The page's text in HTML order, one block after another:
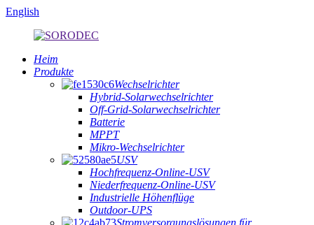
English
Heim
Produkte
Wechselrichter
Hybrid-Solarwechselrichter
Off-Grid-Solarwechselrichter
Batterie
MPPT
Mikro-Wechselrichter
USV
Hochfrequenz-Online-USV
Niederfrequenz-Online-USV
Industrielle Höhenflüge
Outdoor-UPS
Stromversorgungslösungen für